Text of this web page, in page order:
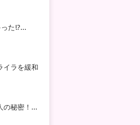
た!?...
イラを緩和
の秘密！...